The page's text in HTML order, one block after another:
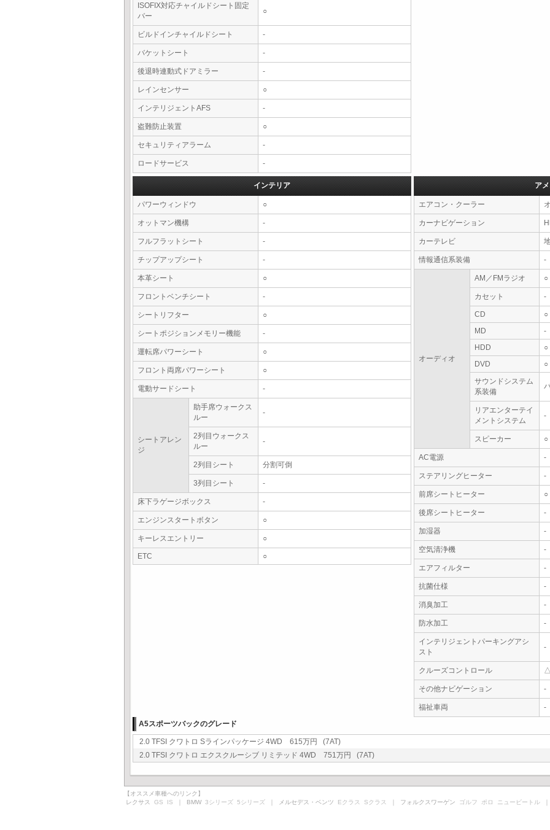
ISOFIX対応チャイルドシート固定
バー
○
ビルドインチャイルドシート -
バケットシート -
後退時連動式ドアミラー -
レインセンサー ○
インテリジェントAFS -
盗難防止装置 ○
セキュリティアラーム -
ロードサービス -
インテリア
パワーウィンドウ ○
オットマン機構 -
フルフラットシート -
チップアップシート -
本革シート ○
フロントベンチシート -
シートリフター ○
シートポジションメモリー機能 -
運転席パワーシート ○
フロント両席パワーシート ○
電動サードシート -
シートアレン
ジ
助手席ウォークス
ルー
-
2列目ウォークス
ルー
-
2列目シート 分割可倒
3列目シート -
床下ラゲージボックス -
エンジンスタートボタン ○
キーレスエントリー ○
ETC ○
ア
エアコン・クーラー
カーナビゲーション
カーテレビ
情報通信系装備 -
オーディオ
AM／FMラジオ ○
カセット -
CD
○
MD
-
HDD
○
DVD
○
サウンドシステム
系装備
リアエンターテイ
メントシステム
-
スピーカー ○
AC電源 -
ステアリングヒーター -
前席シートヒーター ○
後席シートヒーター -
加湿器 -
空気清浄機 -
エアフィルター -
抗菌仕様 -
消臭加工 -
防水加工 -
インテリジェントパーキングアシ
スト
-
クルーズコントロール △
その他ナビゲーション -
福祉車両
-
A5スポーツバックのグレード
2.0 TFSI クワトロ Sラインパッケージ 4WD 615万円 (7AT)
2.0 TFSI クワトロ エクスクルーシブ リミテッド 4WD 751万円 (7AT)
【オススメ車種へのリンク】
レクサス GS IS ｜ BMW 3シリーズ 5シリーズ ｜ メルセデス・ベンツ Eクラス Sクラス ｜ フォルクスワーゲン ゴルフ ポロ ニュービートル